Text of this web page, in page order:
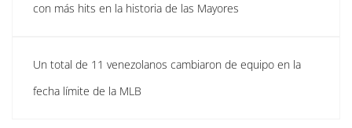
con más hits en la historia de las Mayores
Un total de 11 venezolanos cambiaron de equipo en la
fecha límite de la MLB